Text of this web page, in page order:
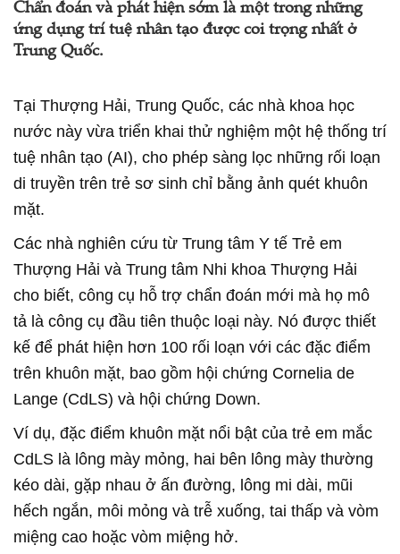
Chẩn đoán và phát hiện sớm là một trong những
ứng dụng trí tuệ nhân tạo được coi trọng nhất ở
Trung Quốc.
Tại Thượng Hải, Trung Quốc, các nhà khoa học
nước này vừa triển khai thử nghiệm một hệ thống trí
tuệ nhân tạo (AI), cho phép sàng lọc những rối loạn
di truyền trên trẻ sơ sinh chỉ bằng ảnh quét khuôn
mặt.
Các nhà nghiên cứu từ Trung tâm Y tế Trẻ em
Thượng Hải và Trung tâm Nhi khoa Thượng Hải
cho biết, công cụ hỗ trợ chẩn đoán mới mà họ mô
tả là công cụ đầu tiên thuộc loại này. Nó được thiết
kế để phát hiện hơn 100 rối loạn với các đặc điểm
trên khuôn mặt, bao gồm hội chứng Cornelia de
Lange (CdLS) và hội chứng Down.
Ví dụ, đặc điểm khuôn mặt nổi bật của trẻ em mắc
CdLS là lông mày mỏng, hai bên lông mày thường
kéo dài, gặp nhau ở ấn đường, lông mi dài, mũi
hếch ngắn, môi mỏng và trễ xuống, tai thấp và vòm
miệng cao hoặc vòm miệng hở.